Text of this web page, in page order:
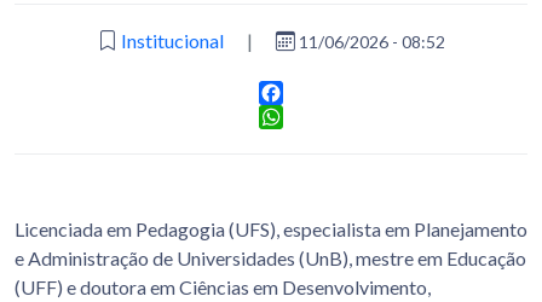
Institucional | 11/06/2026 - 08:52
Facebook
Licenciada em Pedagogia (UFS), especialista em Planejamento
e Administração de Universidades (UnB), mestre em Educação
(UFF) e doutora em Ciências em Desenvolvimento,